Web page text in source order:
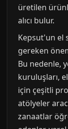
üretilen
alıcı bulur.
Kepsut'un el
gereken
Bu nedenle,
kuruluşları,
için çeşitli
atölyeler
zanaatlar